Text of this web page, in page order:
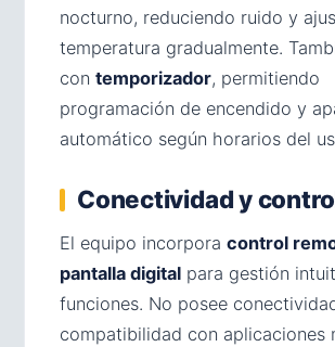
nocturno, reduciendo ruido y
temperatura gradualmente.
con temporizador, permitiendo
programación de encendido y
automático según horarios del
Conectividad y
El equipo incorpora control
pantalla digital para gestión
funciones. No posee
compatibilidad con aplicaciones